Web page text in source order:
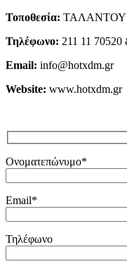
Τοποθεσία: ΤΑΛΑΝΤΟΥ
Τηλέφωνο: 211 11
Email: info@hotxdm.gr
Website: www.hotxdm.gr
Ονοματεπώνυμο*
Email*
Τηλέφωνο